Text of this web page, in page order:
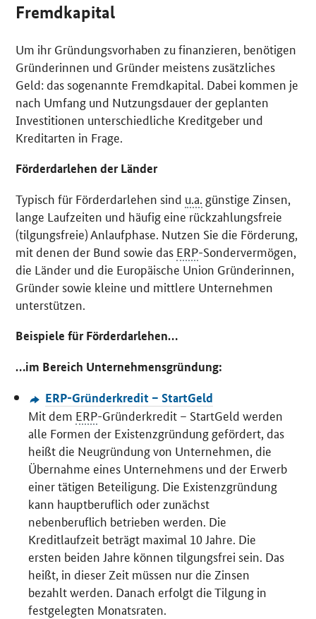
Fremdkapital
Um ihr Gründungsvorhaben zu finanzieren, benötigen
Gründerinnen und Gründer meistens zusätzliches
Geld: das sogenannte Fremdkapital. Dabei kommen je
nach Umfang und Nutzungsdauer der geplanten
Investitionen unterschiedliche Kreditgeber und
Kreditarten in Frage.
Förderdarlehen der Länder
Typisch für Förderdarlehen sind u.a. günstige Zinsen,
lange Laufzeiten und häufig eine rückzahlungsfreie
(tilgungsfreie) Anlaufphase. Nutzen Sie die Förderung,
mit denen der Bund sowie das ERP-Sondervermögen,
die Länder und die Europäische Union Gründerinnen,
Gründer sowie kleine und mittlere Unternehmen
unterstützen.
Beispiele für Förderdarlehen…
…im Bereich Unternehmensgründung:
ERP-Gründerkredit – StartGeld
Mit dem ERP-Gründerkredit – StartGeld werden
alle Formen der Existenzgründung gefördert, das
heißt die Neugründung von Unternehmen, die
Übernahme eines Unternehmens und der Erwerb
einer tätigen Beteiligung. Die Existenzgründung
kann hauptberuflich oder zunächst
nebenberuflich betrieben werden. Die
Kreditlaufzeit beträgt maximal 10 Jahre. Die
ersten beiden Jahre können tilgungsfrei sein. Das
heißt, in dieser Zeit müssen nur die Zinsen
bezahlt werden. Danach erfolgt die Tilgung in
festgelegten Monatsraten.